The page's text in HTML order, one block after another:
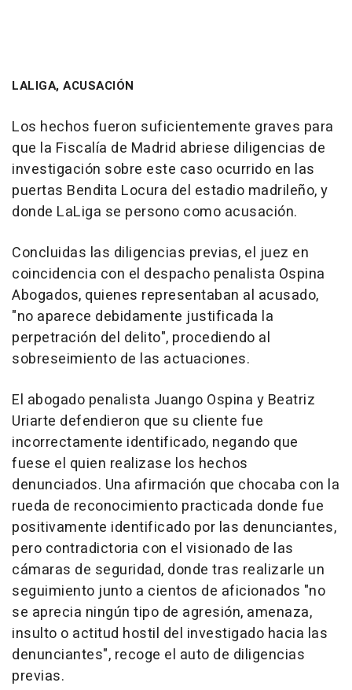
LALIGA, ACUSACIÓN
Los hechos fueron suficientemente graves para
que la Fiscalía de Madrid abriese diligencias de
investigación sobre este caso ocurrido en las
puertas Bendita Locura del estadio madrileño, y
donde LaLiga se persono como acusación.
Concluidas las diligencias previas, el juez en
coincidencia con el despacho penalista Ospina
Abogados, quienes representaban al acusado,
"no aparece debidamente justificada la
perpetración del delito", procediendo al
sobreseimiento de las actuaciones.
El abogado penalista Juango Ospina y Beatriz
Uriarte defendieron que su cliente fue
incorrectamente identificado, negando que
fuese el quien realizase los hechos
denunciados. Una afirmación que chocaba con la
rueda de reconocimiento practicada donde fue
positivamente identificado por las denunciantes,
pero contradictoria con el visionado de las
cámaras de seguridad, donde tras realizarle un
seguimiento junto a cientos de aficionados "no
se aprecia ningún tipo de agresión, amenaza,
insulto o actitud hostil del investigado hacia las
denunciantes", recoge el auto de diligencias
previas.